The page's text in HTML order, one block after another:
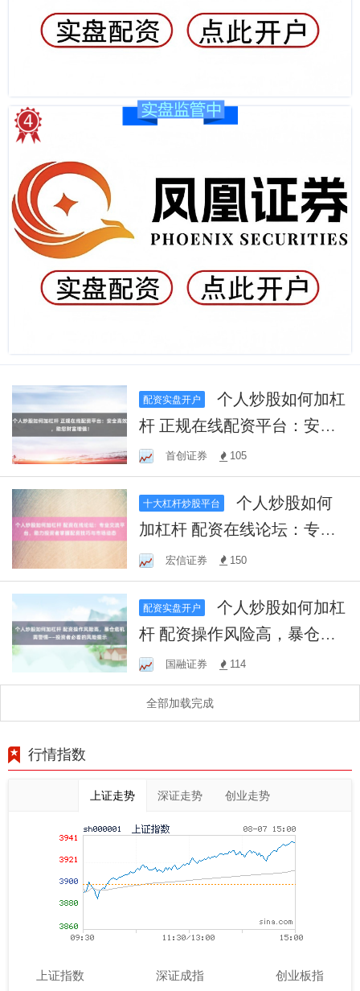
配资实盘开户
个人炒股如何加杠
杆 正规在线配资平台：安全
高效，助您财富增值！
首创证券 105
十大杠杆炒股平台
个人炒股如何
加杠杆 配资在线论坛：专业
交流平台，助力投资者掌握
配资技巧与市场动态
宏信证券 150
配资实盘开户
个人炒股如何加杠
杆 配资操作风险高，暴仓危
机需警惕——投资者必看的
风险提示
国融证券 114
全部加载完成
行情指数
上证走势 深证走势 创业走势
上证指数 深证成指 创业板指